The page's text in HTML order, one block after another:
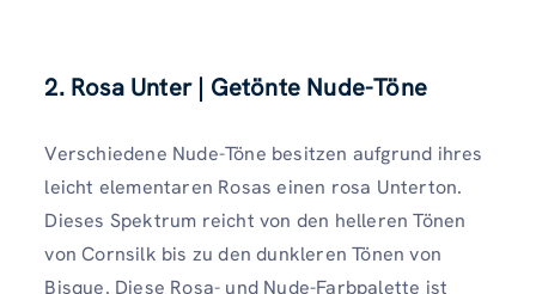
2. Rosa Unter| Getönte Nude-Töne
Verschiedene Nude-Töne besitzen aufgrund ihres
leicht elementaren Rosas einen rosa Unterton.
Dieses Spektrum reicht von den helleren Tönen
von Cornsilk bis zu den dunkleren Tönen von
Bisque. Diese Rosa- und Nude-Farbpalette ist